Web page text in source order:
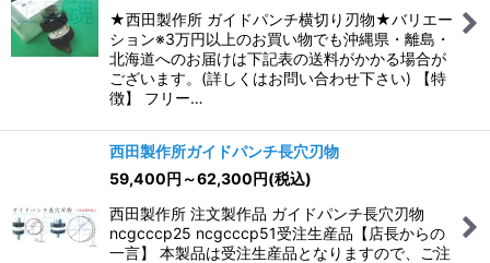
★西田製作所 ガイドパンチ横切り刃物★バリエー
ション※3万円以上のお買い物でも沖縄県・離島・
北海道へのお届けは下記表の送料がかかる場合が
ございます。(詳しくはお問い合わせ下さい) 【特
徴】 フリー…
西田製作所ガイドパンチ長穴刃物
59,400円 ～62,300円(税込)
西田製作所 注文製作品 ガイドパンチ長穴刃物
ncgcccp25 ncgcccp51受注生産品【店長からの
一言】 本製品は受注生産品となりますので、ご注